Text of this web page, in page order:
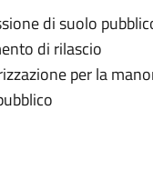
di suolo
di rilascio
per la